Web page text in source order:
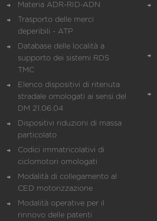
Materia ADR-RID-ADN
Trasporto delle merci
deperibili - ATP
Database delle località a
supporto dei sistemi RDS
TMC
Elenco dispositivi di ritenuta
stradale omologati ai sensi del
DM 21.06.04
Dispositivi riduzioni di massa
particolato
Codici immatricolativi di
ciclomotori omologati
Modalità di collegamento al
CED motorizzazione
Modalità operative per il
rinnovo delle patenti